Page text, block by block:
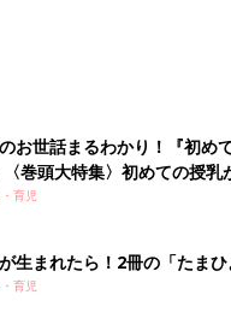
吸が苦しくて飲みづらかっ
滑脱ヘルニアの手術後
お世話まるわかり！『初め
巻頭大特集〉初めての授乳
い・ミルクの基本と夏のト
育児
生まれたら！2冊の「たまひ
育児